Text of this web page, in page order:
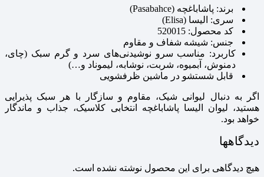
برند: پاشاباغچه (Pasabahce)
سری: الیسا (Elisa)
کد محصول: 520015
جنس: شیشه شفاف و مقاوم
کاربرد: مناسب سرو نوشیدنی‌های سرد و گرم سبک (چای،
دمنوش، آبمیوه، شربت، نوشابه، لیموناد و…)
قابل شستشو در ماشین ظرفشویی
اگر به دنبال لیوانی شیک، مقاوم و سازگار با هر سبک پذیرایی
هستید، لیوان الیسا پاشاباغچه انتخابی کلاسیک، جذاب و ماندگار
خواهد بود.
دیدگاهها
هیچ دیدگاهی برای این محصول نوشته نشده است.